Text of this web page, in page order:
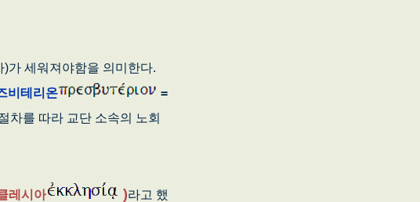
세워져야함을 의미한다.
비테리온
=
차를 따라 교단 소속의 노회
레시아 )라고 했